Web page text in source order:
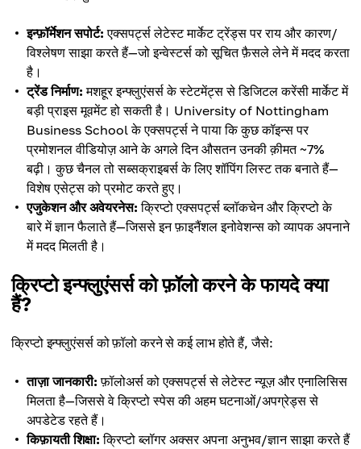
इन्फ़ॉर्मेशन सपोर्ट: एक्सपर्ट्स लेटेस्ट मार्केट ट्रेंड्स पर राय और कारण/
विश्लेषण साझा करते हैं—जो इन्वेस्टर्स को सूचित फ़ैसले लेने में मदद करता
है।
ट्रेंड निर्माण: मशहूर इन्फ्लुएंसर्स के स्टेटमेंट्स से डिजिटल करेंसी मार्केट में
बड़ी प्राइस मूवमेंट हो सकती है। University of Nottingham
Business School के एक्सपर्ट्स ने पाया कि कुछ कॉइन्स पर
प्रमोशनल वीडियोज़ आने के अगले दिन औसतन उनकी क़ीमत ~7%
बढ़ी। कुछ चैनल तो सब्सक्राइबर्स के लिए शॉपिंग लिस्ट तक बनाते हैं—
विशेष एसेट्स को प्रमोट करते हुए।
एजुकेशन और अवेयरनेस: क्रिप्टो एक्सपर्ट्स ब्लॉकचेन और क्रिप्टो के
बारे में ज्ञान फैलाते हैं—जिससे इन फ़ाइनैंशल इनोवेशन्स को व्यापक अपनाने
में मदद मिलती है।
क्रिप्टो इन्फ्लुएंसर्स को फ़ॉलो करने के फायदे क्या
हैं?
क्रिप्टो इन्फ्लुएंसर्स को फ़ॉलो करने से कई लाभ होते हैं, जैसे:
ताज़ा जानकारी: फ़ॉलोअर्स को एक्सपर्ट्स से लेटेस्ट न्यूज़ और एनालिसिस
मिलता है—जिससे वे क्रिप्टो स्पेस की अहम घटनाओं/अपग्रेड्स से
अपडेटेड रहते हैं।
किफ़ायती शिक्षा: क्रिप्टो ब्लॉगर अक्सर अपना अनुभव/ज्ञान साझा करते हैं